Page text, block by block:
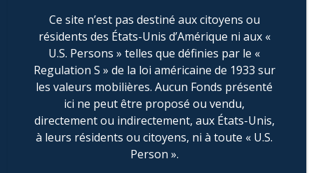
Ce site n’est pas destiné aux citoyens ou
résidents des États-Unis d’Amérique ni aux «
U.S. Persons » telles que définies par le «
Regulation S » de la loi américaine de 1933 sur
les valeurs mobilières. Aucun Fonds présenté
ici ne peut être proposé ou vendu,
directement ou indirectement, aux États-Unis,
à leurs résidents ou citoyens, ni à toute « U.S.
Person ».